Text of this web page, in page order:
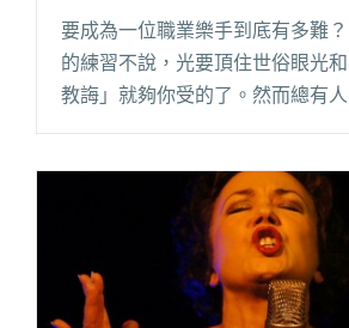
要成為一位職業樂手到底有多難
的練習不說，光要頂住世俗眼光
教誨」就夠你受的了。然而總有
不可能的任務，產出一場又一場
曾擔任 Hello Nico 閱讀全文 "從
爵士鼓演奏家：吳玟葶的鼓手之路"